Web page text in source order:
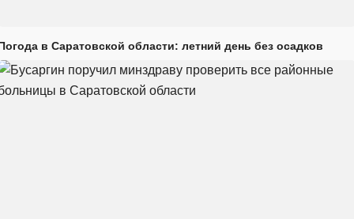
в Саратовской области: летний день без осадков